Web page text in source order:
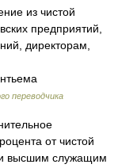
из чистой
предприятий,
директорам,
переводчика
от чистой
высшим служащим